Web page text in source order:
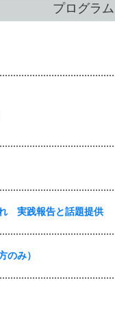
プログラム
実践報告と話題提供
のみ）